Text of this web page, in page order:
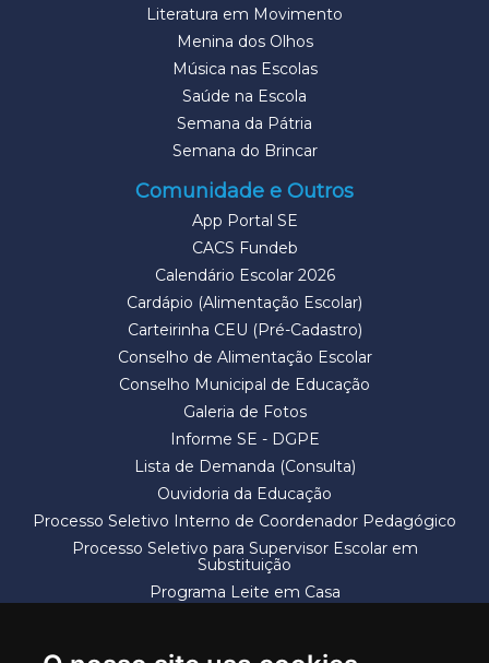
Literatura em Movimento
Menina dos Olhos
Música nas Escolas
Saúde na Escola
Semana da Pátria
Semana do Brincar
Comunidade e Outros
App Portal SE
CACS Fundeb
Calendário Escolar 2026
Cardápio (Alimentação Escolar)
Carteirinha CEU (Pré-Cadastro)
Conselho de Alimentação Escolar
Conselho Municipal de Educação
Galeria de Fotos
Informe SE - DGPE
Lista de Demanda (Consulta)
Ouvidoria da Educação
Processo Seletivo Interno de Coordenador Pedagógico
Processo Seletivo para Supervisor Escolar em
Substituição
Programa Leite em Casa